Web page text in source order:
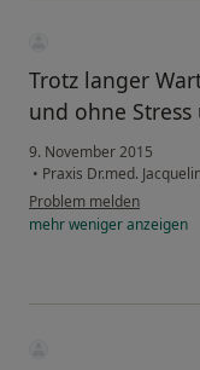
Trotz langer
und ohne
9. November 2015
• Praxis Dr.med.
Problem melden
mehrwenigeranzeigen